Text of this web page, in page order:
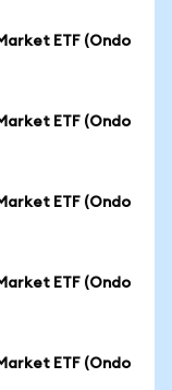
ETF (Ondo
ETF (Ondo
ETF (Ondo
ETF (Ondo
ETF (Ondo